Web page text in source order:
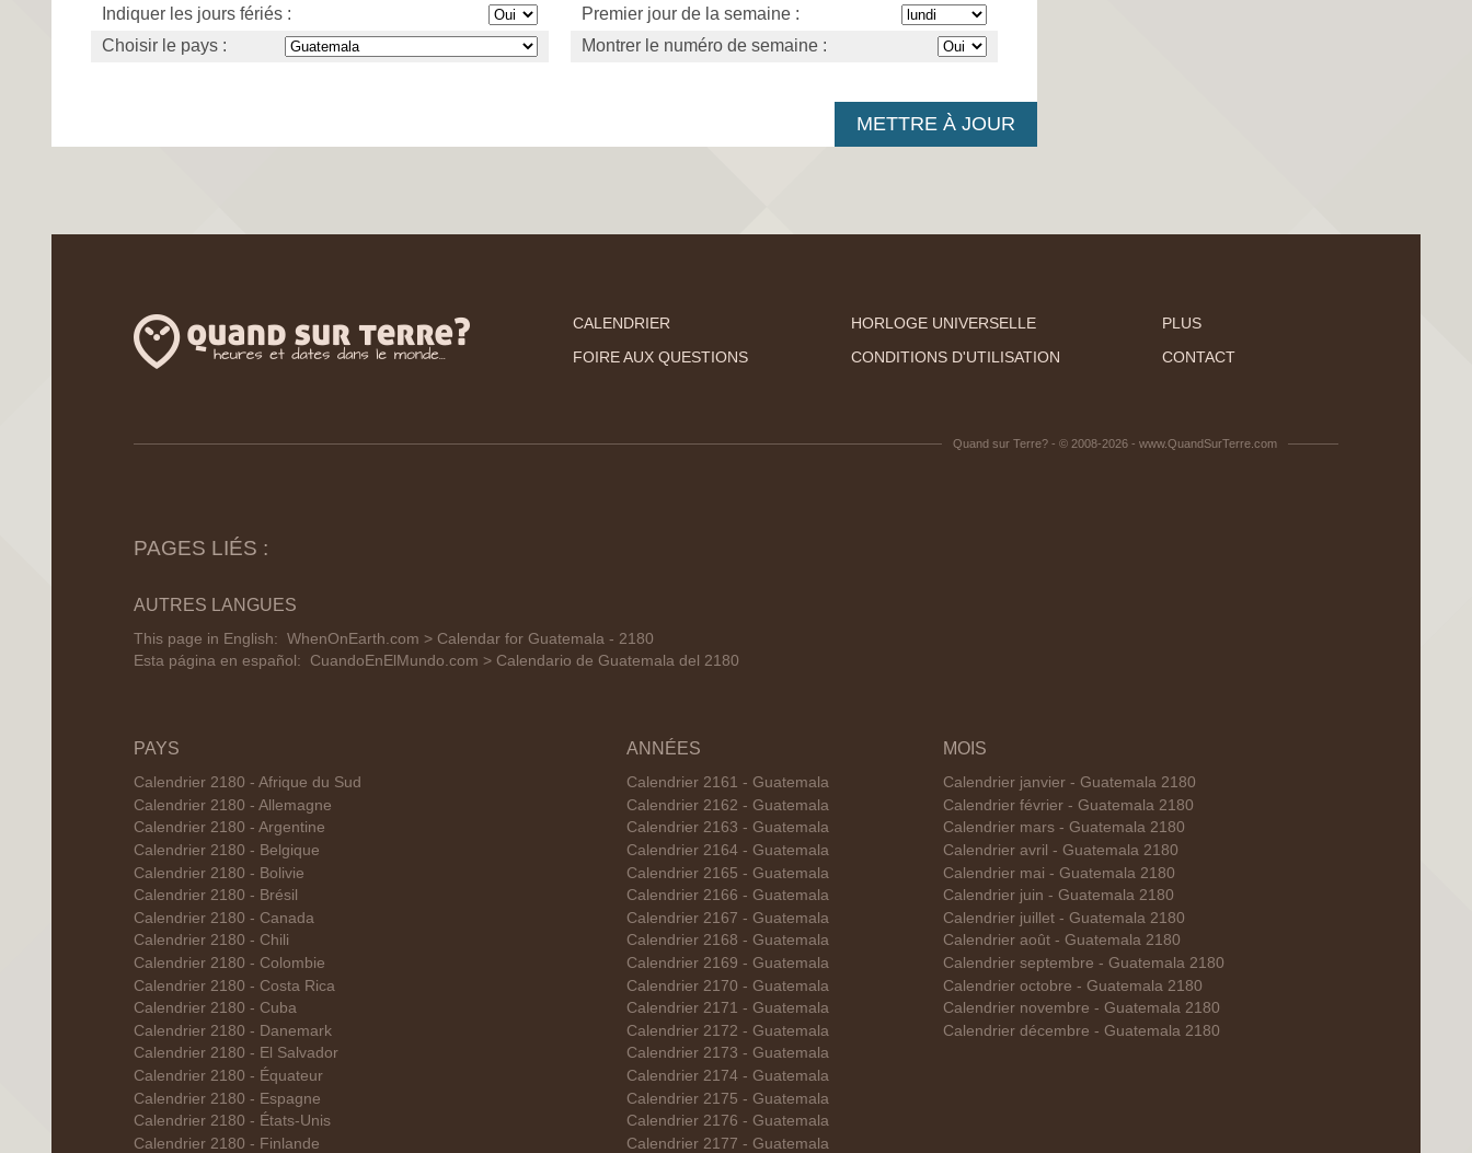
Indiquer les jours fériés :
Choisir le pays :
Premier jour de la semaine :
Montrer le numéro de semaine :
CALENDRIER HORLOGE UNIVERSELLE
PLUS
FOIRE AUX QUESTIONS
CONDITIONS D'UTILISATION CONTACT
Quand sur Terre? - © 2008-2026 - www.QuandSurTerre.com
PAGES LIÉS :
AUTRES LANGUES
This page in English: WhenOnEarth.com > Calendar for Guatemala - 2180
Esta página en español: CuandoEnElMundo.com > Calendario de Guatemala del 2180
PAYS
Calendrier 2180 - Afrique du Sud
Calendrier 2180 - Allemagne
Calendrier 2180 - Argentine
Calendrier 2180 - Belgique
Calendrier 2180 - Bolivie
Calendrier 2180 - Brésil
Calendrier 2180 - Canada
Calendrier 2180 - Chili
Calendrier 2180 - Colombie
Calendrier 2180 - Costa Rica
Calendrier 2180 - Cuba
Calendrier 2180 - Danemark
Calendrier 2180 - El Salvador
Calendrier 2180 - Équateur
Calendrier 2180 - Espagne
Calendrier 2180 - États-Unis
Calendrier 2180 - Finlande
ANNÉES
Calendrier 2161 - Guatemala
Calendrier 2162 - Guatemala
Calendrier 2163 - Guatemala
Calendrier 2164 - Guatemala
Calendrier 2165 - Guatemala
Calendrier 2166 - Guatemala
Calendrier 2167 - Guatemala
Calendrier 2168 - Guatemala
Calendrier 2169 - Guatemala
Calendrier 2170 - Guatemala
Calendrier 2171 - Guatemala
Calendrier 2172 - Guatemala
Calendrier 2173 - Guatemala
Calendrier 2174 - Guatemala
Calendrier 2175 - Guatemala
Calendrier 2176 - Guatemala
Calendrier 2177 - Guatemala
MOIS
Calendrier janvier - Guatemala 2180
Calendrier février - Guatemala 2180
Calendrier mars - Guatemala 2180
Calendrier avril - Guatemala 2180
Calendrier mai - Guatemala 2180
Calendrier juin - Guatemala 2180
Calendrier juillet - Guatemala 2180
Calendrier août - Guatemala 2180
Calendrier septembre - Guatemala 2180
Calendrier octobre - Guatemala 2180
Calendrier novembre - Guatemala 2180
Calendrier décembre - Guatemala 2180